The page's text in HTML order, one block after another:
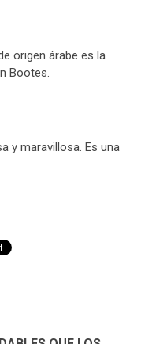
origen árabe es la
Bootes.
y maravillosa. Es una